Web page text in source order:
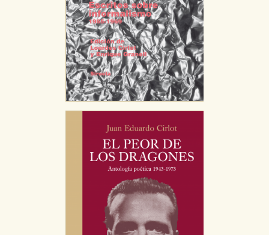
CONFIGURACIÓN DE COOKIES